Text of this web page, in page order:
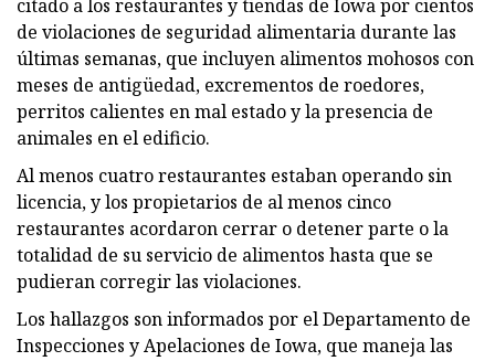
citado a los restaurantes y tiendas de Iowa por cientos
de violaciones de seguridad alimentaria durante las
últimas semanas, que incluyen alimentos mohosos con
meses de antigüedad, excrementos de roedores,
perritos calientes en mal estado y la presencia de
animales en el edificio.
Al menos cuatro restaurantes estaban operando sin
licencia, y los propietarios de al menos cinco
restaurantes acordaron cerrar o detener parte o la
totalidad de su servicio de alimentos hasta que se
pudieran corregir las violaciones.
Los hallazgos son informados por el Departamento de
Inspecciones y Apelaciones de Iowa, que maneja las